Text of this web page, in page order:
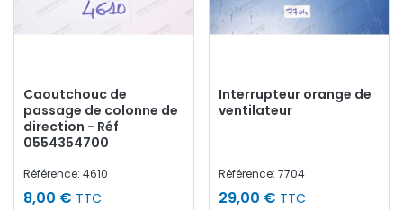
Caoutchouc de
passage de colonne de
direction - Réf
0554354700
Référence: 4610
8,00 € TTC
Interrupteur orange de
ventilateur
Référence: 7704
29,00 € TTC